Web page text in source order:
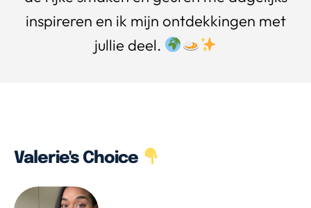
inspireren en ik mijn ontdekkingen met
jullie deel.
Valerie's Choice